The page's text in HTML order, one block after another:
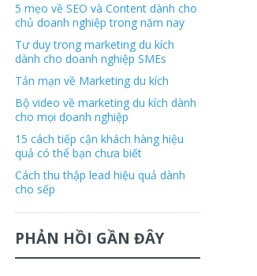
5 mẹo về SEO và Content dành cho
chủ doanh nghiệp trong năm nay
Tư duy trong marketing du kích
dành cho doanh nghiệp SMEs
Tản mạn về Marketing du kích
Bộ video về marketing du kích dành
cho mọi doanh nghiệp
15 cách tiếp cận khách hàng hiệu
quả có thể bạn chưa biết
Cách thu thập lead hiệu quả dành
cho sếp
PHẢN HỒI GẦN ĐÂY